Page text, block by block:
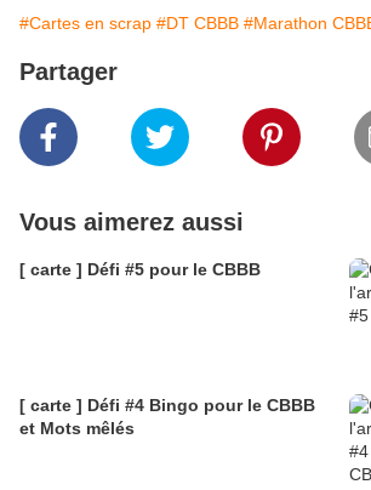
#Cartes en scrap #DT CBBB #Marathon
Partager
Vous aimerez aussi
[ carte ] Défi #5 pour le CBBB
[ carte ] Défi #4 Bingo pour le CBBB
et Mots mêlés